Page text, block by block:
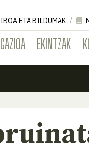
EKINTZAK
ETA BILDUMAK